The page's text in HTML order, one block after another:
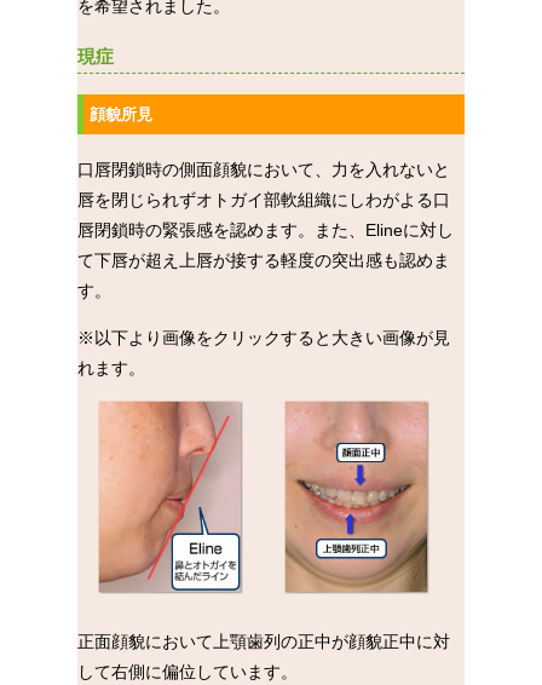
を希望されました。
現症
顔貌所見
口唇閉鎖時の側面顔貌において、力を入れないと
唇を閉じられずオトガイ部軟組織にしわがよる口
唇閉鎖時の緊張感を認めます。また、Elineに対し
て下唇が超え上唇が接する軽度の突出感も認めま
す。
※以下より画像をクリックすると大きい画像が見
れます。
正面顔貌において上顎歯列の正中が顔貌正中に対
して右側に偏位しています。